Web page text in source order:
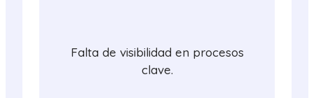
Falta de visibilidad en procesos
clave.